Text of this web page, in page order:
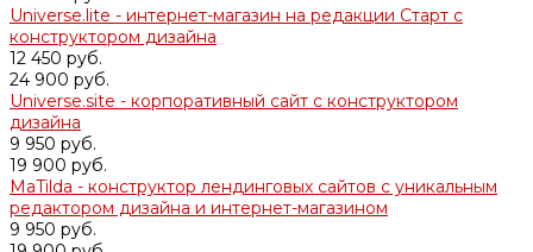
Universe.lite - интернет-магазин на редакции Старт с
конструктором дизайна
12 450 руб.
24 900 руб.
Universe.site - корпоративный сайт с конструктором
дизайна
9 950 руб.
19 900 руб.
MaTilda - конструктор лендинговых сайтов с уникальным
редактором дизайна и интернет-магазином
9 950 руб.